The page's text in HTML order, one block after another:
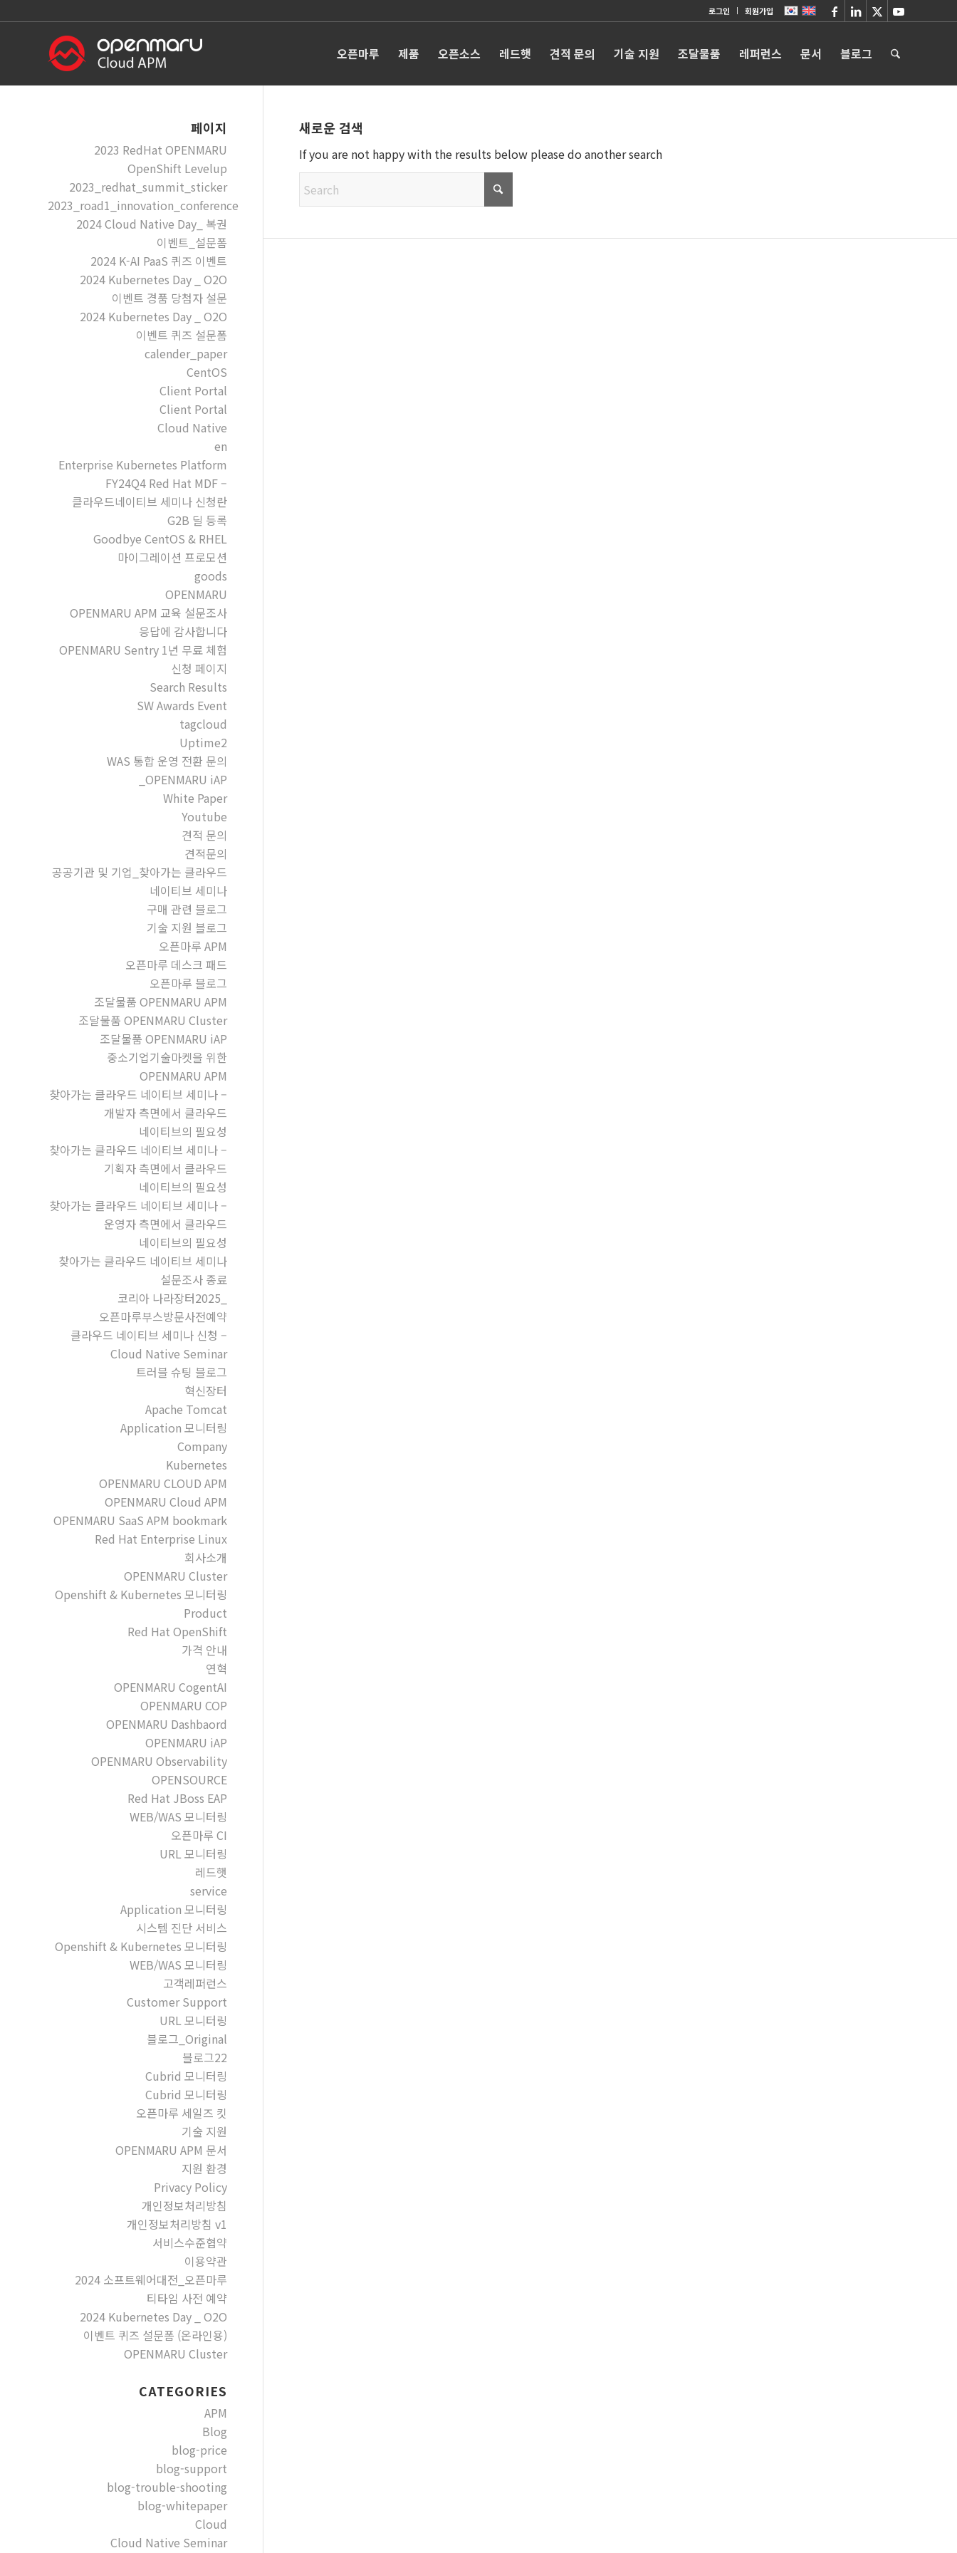
로그인 회원가입
오픈마루 제품 오픈소스 레드햇 견적 문의 기술 지원 조달물품 레퍼런스 문서 블로그
새로운 검색
If you are not happy with the results below please do another search
페이지
2023 RedHat OPENMARU
OpenShift Levelup
2023_redhat_summit_sticker
2023_road1_innovation_conference
2024 Cloud Native Day_ 복권
이벤트_설문폼
2024 K-AI PaaS 퀴즈 이벤트
2024 Kubernetes Day _ O2O
이벤트 경품 당첨자 설문
2024 Kubernetes Day _ O2O
이벤트 퀴즈 설문폼
calender_paper
CentOS
Client Portal
Client Portal
Cloud Native
en
Enterprise Kubernetes Platform
FY24Q4 Red Hat MDF –
클라우드네이티브 세미나 신청란
G2B 딜 등록
Goodbye CentOS & RHEL
마이그레이션 프로모션
goods
OPENMARU
OPENMARU APM 교육 설문조사
응답에 감사합니다
OPENMARU Sentry 1년 무료 체험
신청 페이지
Search Results
SW Awards Event
tagcloud
Uptime2
WAS 통합 운영 전환 문의
_OPENMARU iAP
White Paper
Youtube
견적 문의
견적문의
공공기관 및 기업_찾아가는 클라우드
네이티브 세미나
구매 관련 블로그
기술 지원 블로그
오픈마루 APM
오픈마루 데스크 패드
오픈마루 블로그
조달물품 OPENMARU APM
조달물품 OPENMARU Cluster
조달물품 OPENMARU iAP
중소기업기술마켓을 위한
OPENMARU APM
찾아가는 클라우드 네이티브 세미나 –
개발자 측면에서 클라우드
네이티브의 필요성
찾아가는 클라우드 네이티브 세미나 –
기획자 측면에서 클라우드
네이티브의 필요성
찾아가는 클라우드 네이티브 세미나 –
운영자 측면에서 클라우드
네이티브의 필요성
찾아가는 클라우드 네이티브 세미나
설문조사 종료
코리아 나라장터2025_
오픈마루부스방문사전예약
클라우드 네이티브 세미나 신청 –
Cloud Native Seminar
트러블 슈팅 블로그
혁신장터
Apache Tomcat
Application 모니터링
Company
Kubernetes
OPENMARU CLOUD APM
OPENMARU Cloud APM
OPENMARU SaaS APM bookmark
Red Hat Enterprise Linux
회사소개
OPENMARU Cluster
Openshift & Kubernetes 모니터링
Product
Red Hat OpenShift
가격 안내
연혁
OPENMARU CogentAI
OPENMARU COP
OPENMARU Dashbaord
OPENMARU iAP
OPENMARU Observability
OPENSOURCE
Red Hat JBoss EAP
WEB/WAS 모니터링
오픈마루 CI
URL 모니터링
레드햇
service
Application 모니터링
시스템 진단 서비스
Openshift & Kubernetes 모니터링
WEB/WAS 모니터링
고객레퍼런스
Customer Support
URL 모니터링
블로그_Original
블로그22
Cubrid 모니터링
Cubrid 모니터링
오픈마루 세일즈 킷
기술 지원
OPENMARU APM 문서
지원 환경
Privacy Policy
개인정보처리방침
개인정보처리방침 v1
서비스수준협약
이용약관
2024 소프트웨어대전_오픈마루
티타임 사전 예약
2024 Kubernetes Day _ O2O
이벤트 퀴즈 설문폼 (온라인용)
OPENMARU Cluster
CATEGORIES
APM
Blog
blog-price
blog-support
blog-trouble-shooting
blog-whitepaper
Cloud
Cloud Native Seminar